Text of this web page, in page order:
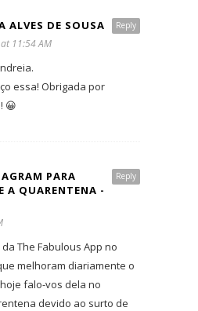
Reply
ALVES DE SOUSA
11:54 AM
essa! Obrigada por
😀
Reply
PARA
A QUARENTENA -
The Fabulous App no
melhoram diariamente o
falo-vos dela no
devido ao surto de